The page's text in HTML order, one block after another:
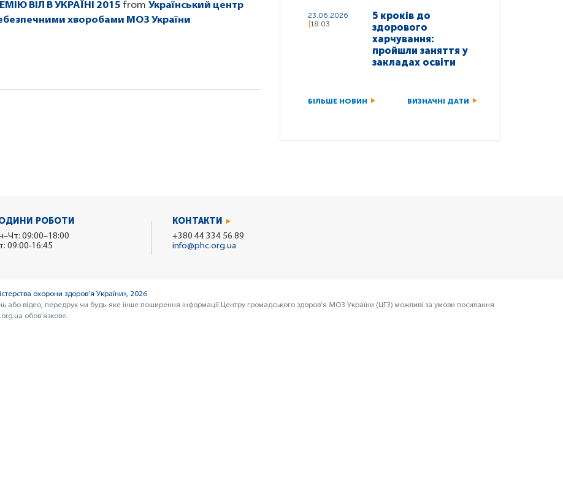
ВІЛ В УКРАЇНІ 2015 from Український центр
хворобами МОЗ України
23.06.2026
18:03
5 кроків до
здорового
харчування:
пройшли заняття у
закладах освіти
БІЛЬШЕ НОВИН ВИЗНАЧНІ ДАТИ
РОБОТИ
09:00–18:00
09:00-16:45
КОНТАКТИ
+380 44 334 56 89
info@phc.org.ua
охорони здоров’я України», 2026
або відео, передрук чи будь-яке інше поширення інформації Центру громадського здоров’я МОЗ України (ЦГЗ) можливі за умови посилання
обов’язкове.